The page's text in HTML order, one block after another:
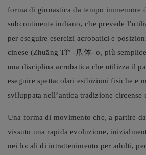
forma di ginnastica da tempo immemore
subcontinente indiano, che prevede
per eseguire esercizi acrobatici e
cinese (Zhuāng Tǐ” -爪体- o, più
una disciplina acrobatica che utilizza il
eseguire spettacolari esibizioni fisiche e
sviluppata nell’antica tradizione circense
Una forma di movimento che, a partire
vissuto una rapida evoluzione,
nei locali di intrattenimento per adulti,